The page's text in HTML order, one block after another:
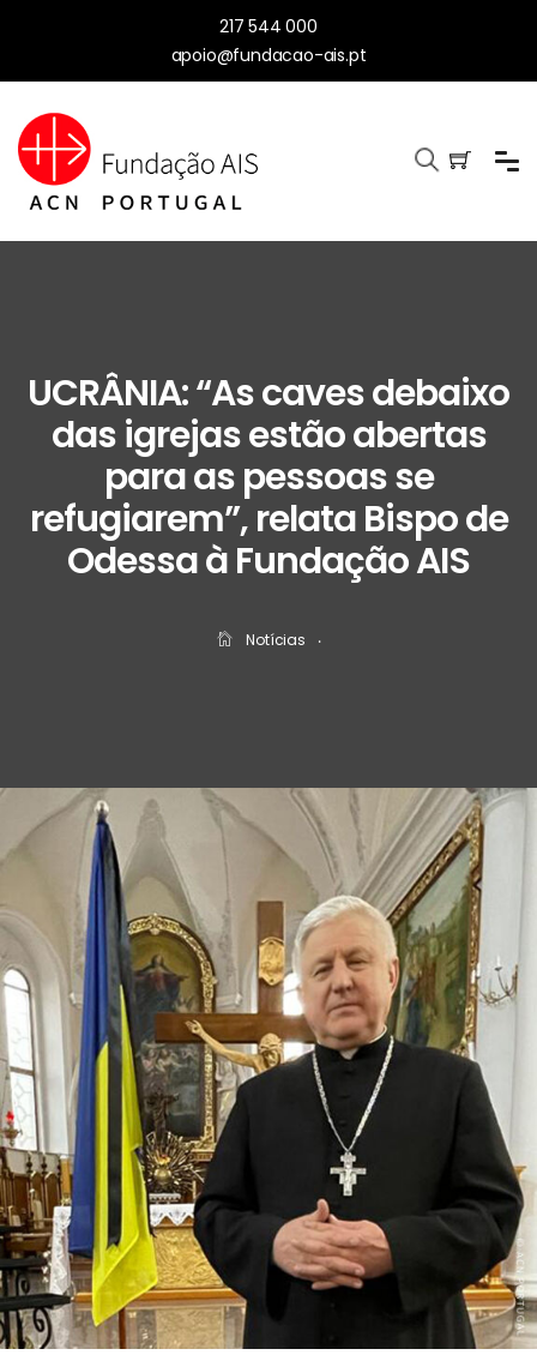
217 544 000
apoio@fundacao-ais.pt
UCRÂNIA: “As caves debaixo
das igrejas estão abertas
para as pessoas se
refugiarem”, relata Bispo de
Odessa à Fundação AIS
Notícias ‧